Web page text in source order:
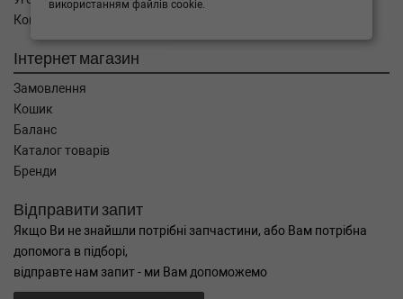
Контакти
Інтернет магазин
Замовлення
Кошик
Баланс
Каталог товарів
Бренди
Відправити запит
Якщо Ви не знайшли потрібні запчастини, або Вам потрібна
допомога в підборі,
відправте нам запит - ми Вам допоможемо
використанням файлів cookie.